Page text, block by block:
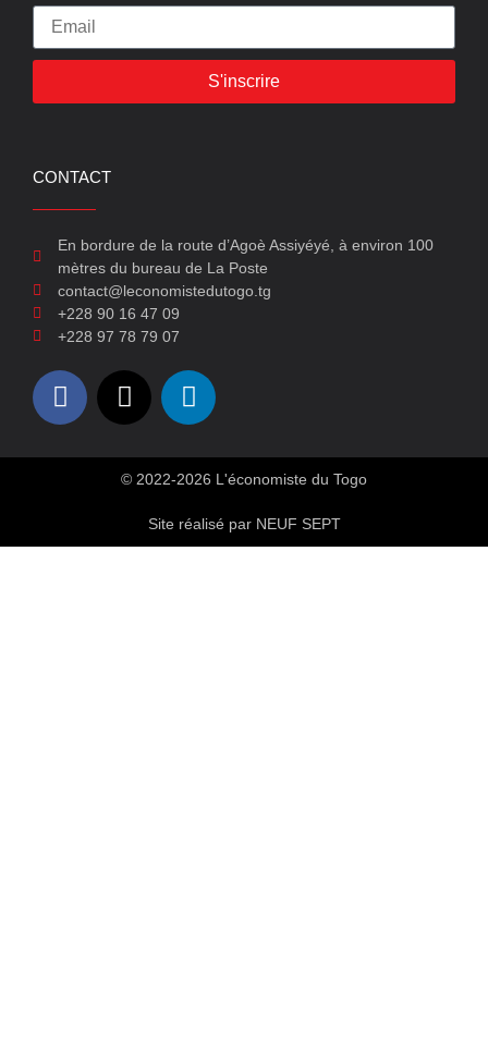
S'inscrire
CONTACT
En bordure de la route d’Agoè Assiyéyé, à environ 100
mètres du bureau de La Poste
contact@leconomistedutogo.tg
+228 90 16 47 09
+228 97 78 79 07
© 2022-2026 L'économiste du Togo
Site réalisé par NEUF SEPT